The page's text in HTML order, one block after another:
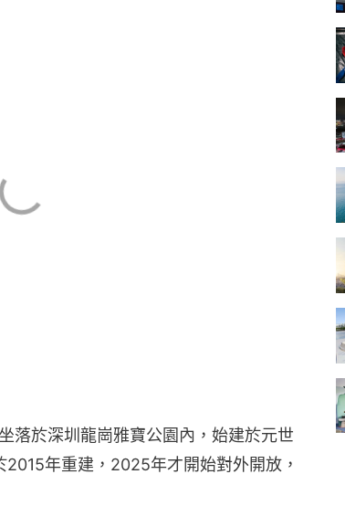
落於深圳龍崗雅寶公園內，始建於元世
年重建，2025年才開始對外開放，